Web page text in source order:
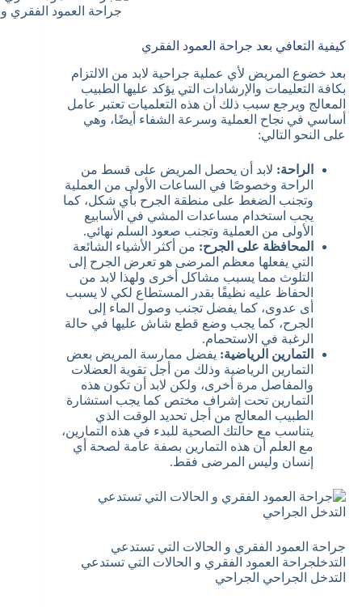
جراحة العمود الفقري
كيفية التعافي بعد جراحة العمود الفقري
بعد خضوع المريض لأي عملية جراحية لابد من الالتزام
بكافة التعليمات والإرشادات التي يؤكد عليها الطبيب
المعالج ويرجع سبب ذلك أن هذه التعلميات تعتبر عامل
أساسي في نجاح العملية وسرعة الشفاء أيضًا، وهي
على النحو التالي:
الراحة: لابد أن يحصل المريض على قسط من
الراحة وخصوصًا في الساعات الأولى من العملية
وتجنب الضغط على منطقة الجرح بأي شكل، كما
يجب استخدام مساعدات المشي في الأسابيع
الأولى من العملية وتجنب صعود السلم نهائي.
المحافظة على الجرح: من أكثر الأشياء الشائعة
التي يفعلها معظم المرضى هو تعرض الجرح إلى
التلوث مما يسبب مشاكل أخرى ولهذا لابد من
الحفاظ عليه نظيفًا بقدر المستطاع لكي لا يسبب
أى عدوى، كما يفضل تجنب وصول الماء إلى
الجرح، كما يجب وضع قطع شاش عليها في حالة
الرغبة في الاستحمام.
التمارين الرياضية: يفضل ممارسة المريض بعض
التمارين الرياضية وذلك من أجل تقوية العضلات
والمفاصل مرة أخرى، ولكن لابد أن تكون هذه
التمارين تحت إشراف مختص كما يجب استشارة
الطبيب المعالج من أجل تحديد الوقت الذي
يتناسب مع حالتك الصحية للبدء في هذه التمارين،
مع العلم أن هذه التمارين بصفة عامة لصحة أي
إنسان وليس المرضى فقط.
جراحة العمود الفقري و الحالات التي تستدعي
التدخلجراحة العمود الفقري و الحالات التي تستدعي
التدخل الجراحي الجراحي